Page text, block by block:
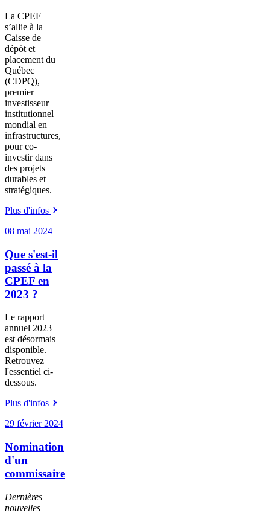
La CPEF
s’allie à la
Caisse de
dépôt et
placement du
Québec
(CDPQ),
premier
investisseur
institutionnel
mondial en
infrastructures,
pour co-
investir dans
des projets
durables et
stratégiques.
Plus d'infos
08 mai 2024
Que s'est-il
passé à la
CPEF en
2023 ?
Le rapport
annuel 2023
est désormais
disponible.
Retrouvez
l'essentiel ci-
dessous.
Plus d'infos
29 février 2024
Nomination
d'un
commissaire
Dernières
nouvelles